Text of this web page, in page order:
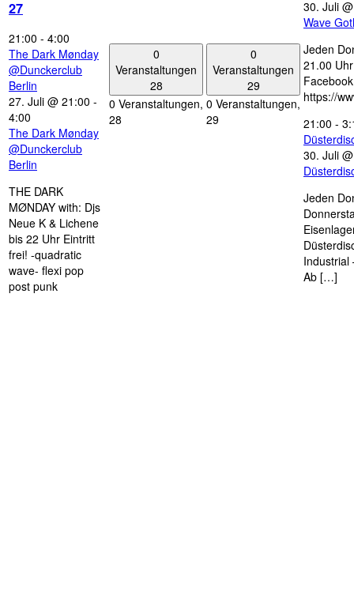
27
21:00 - 4:00
The Dark Mønday
@Dunckerclub
Berlin
27. Juli @ 21:00 -
4:00
The Dark Mønday
@Dunckerclub
Berlin
THE DARK
MØNDAY with: Djs
Neue K & Lichene
bis 22 Uhr Eintritt
frei! -quadratic
wave- flexi pop
post punk
0
Veranstaltungen
28
0 Veranstaltungen,
28
0
Veranstaltungen
29
0 Veranstaltungen,
29
30. Juli
Wave
Jeden
21.00
https://
21:00 -
30. Juli
Jeden
Industrial
Ab […]